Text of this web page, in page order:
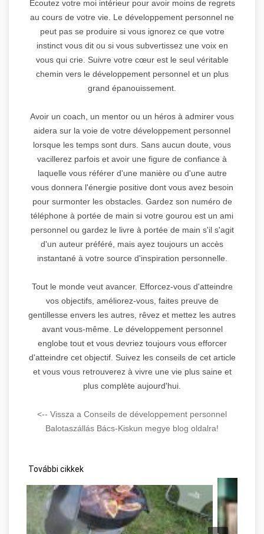
Écoutez votre moi intérieur pour avoir moins de regrets
au cours de votre vie. Le développement personnel ne
peut pas se produire si vous ignorez ce que votre
instinct vous dit ou si vous subvertissez une voix en
vous qui crie. Suivre votre cœur est le seul véritable
chemin vers le développement personnel et un plus
grand épanouissement.
Avoir un coach, un mentor ou un héros à admirer vous
aidera sur la voie de votre développement personnel
lorsque les temps sont durs. Sans aucun doute, vous
vacillerez parfois et avoir une figure de confiance à
laquelle vous référer d'une manière ou d'une autre
vous donnera l'énergie positive dont vous avez besoin
pour surmonter les obstacles. Gardez son numéro de
téléphone à portée de main si votre gourou est un ami
personnel ou gardez le livre à portée de main s'il s'agit
d'un auteur préféré, mais ayez toujours un accès
instantané à votre source d'inspiration personnelle.
Tout le monde veut avancer. Efforcez-vous d'atteindre
vos objectifs, améliorez-vous, faites preuve de
gentillesse envers les autres, rêvez et mettez les autres
avant vous-même. Le développement personnel
englobe tout et vous devriez toujours vous efforcer
d'atteindre cet objectif. Suivez les conseils de cet article
et vous vous retrouverez à vivre une vie plus saine et
plus complète aujourd'hui.
<-- Vissza a Conseils de développement personnel
Balotaszállás Bács-Kiskun megye blog oldalra!
További cikkek